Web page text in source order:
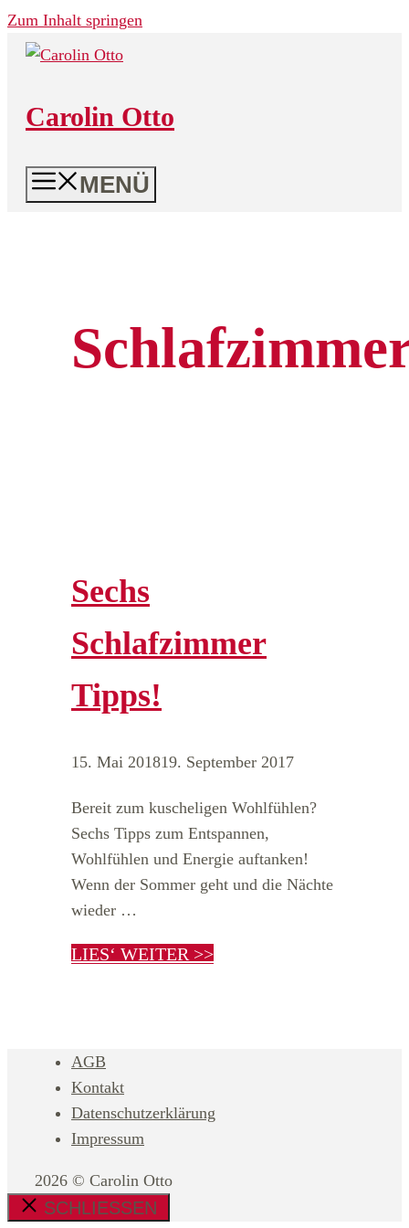
Zum Inhalt springen
Carolin Otto
MENÜ
Sechs
Schlafzimmer
Tipps!
15. Mai 201819. September 2017
Bereit zum kuscheligen Wohlfühlen?
Sechs Tipps zum Entspannen,
Wohlfühlen und Energie auftanken!
Wenn der Sommer geht und die Nächte
wieder …
LIES‘ WEITER >>
AGB
Kontakt
Datenschutzerklärung
Impressum
2026 © Carolin Otto
SCHLIESSEN